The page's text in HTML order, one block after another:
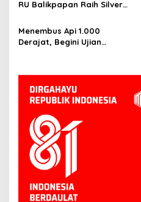
RU Balikpapan Raih Silver
Kesehatan Berbasis Warga
Menembus Api 1.000
Derajat, Begini Ujian